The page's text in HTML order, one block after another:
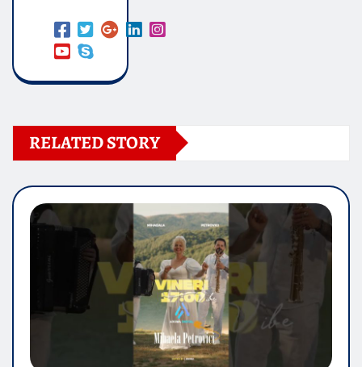
RELATED STORY